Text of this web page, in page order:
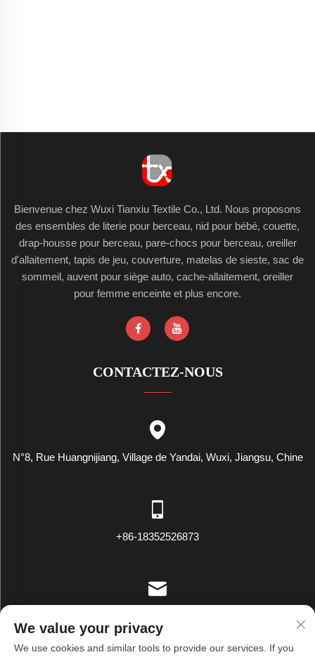
Bienvenue chez Wuxi Tianxiu Textile Co., Ltd. Nous proposons
des ensembles de literie pour berceau, nid pour bébé, couette,
drap-housse pour berceau, pare-chocs pour berceau, oreiller
d'allaitement, tapis de jeu, couverture, matelas de sieste, sac de
sommeil, auvent pour siège auto, cache-allaitement, oreiller
pour femme enceinte et plus encore.
CONTACTEZ-NOUS
N°8, Rue Huangnijiang, Village de Yandai, Wuxi, Jiangsu, Chine
+86-18352526873
We value your privacy
We use cookies and similar tools to provide our services. If you